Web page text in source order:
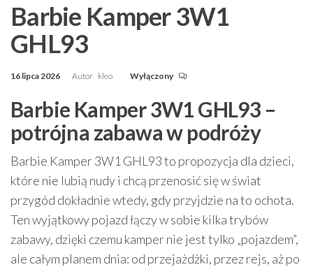
Barbie Kamper 3W1
GHL93
16 lipca 2026 Autor kleo Wyłączony
Barbie Kamper 3W1 GHL93 –
potrójna zabawa w podróży
Barbie Kamper 3W1 GHL93 to propozycja dla dzieci,
które nie lubią nudy i chcą przenosić się w świat
przygód dokładnie wtedy, gdy przyjdzie na to ochota.
Ten wyjątkowy pojazd łączy w sobie kilka trybów
zabawy, dzięki czemu kamper nie jest tylko „pojazdem”,
ale całym planem dnia: od przejażdżki, przez rejs, aż po